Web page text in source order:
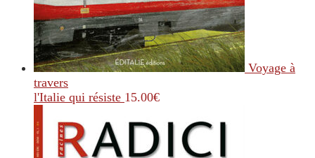
Voyage à
travers
l'Italie qui résiste 15.00€